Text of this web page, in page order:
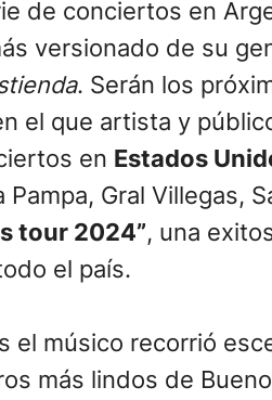
de conciertos en
versionado de su
. Serán los
el que artista y
en Estados
Gral Villegas,
tour 2024”, una
el país.
músico recorrió
más lindos de